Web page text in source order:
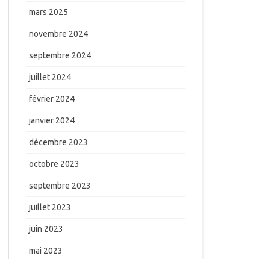
mars 2025
novembre 2024
septembre 2024
juillet 2024
février 2024
janvier 2024
décembre 2023
octobre 2023
septembre 2023
juillet 2023
juin 2023
mai 2023